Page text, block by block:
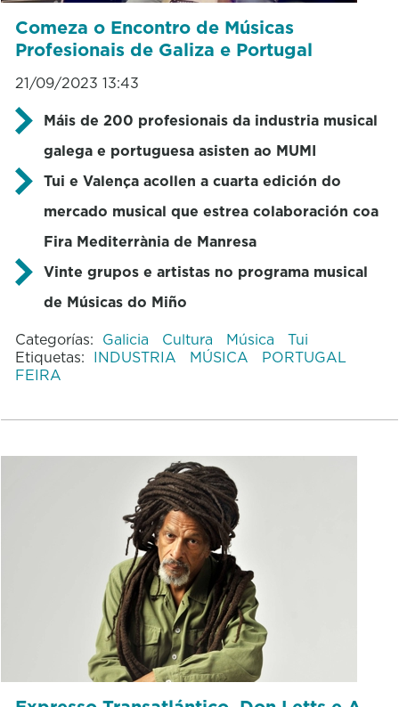
Comeza o Encontro de Músicas
Profesionais de Galiza e Portugal
21/09/2023 13:43
Máis de 200 profesionais da industria musical
galega e portuguesa asisten ao MUMI
Tui e Valença acollen a cuarta edición do
mercado musical que estrea colaboración coa
Fira Mediterrània de Manresa
Vinte grupos e artistas no programa musical
de Músicas do Miño
Categorías: Galicia Cultura Música
Tui
Etiquetas: INDUSTRIA MÚSICA
PORTUGAL
FEIRA